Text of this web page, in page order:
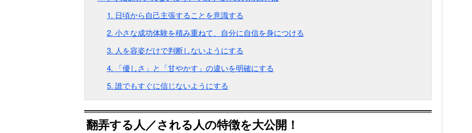
1. 日頃から自己主張することを意識する
2. 小さな成功体験を積み重ねて、自分に自信を身につける
3. 人を容姿だけで判断しないようにする
4. 「優しさ」と「甘やかす」の違いを明確にする
5. 誰でもすぐに信じないようにする
翻弄する人／される人の特徴を大公開！